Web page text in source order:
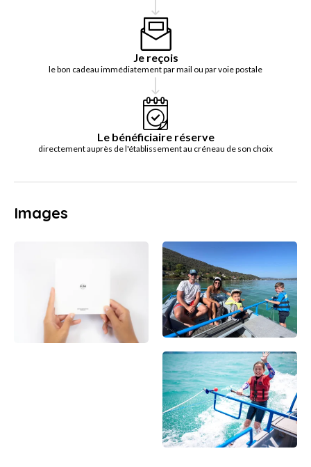
Je reçois
le bon cadeau immédiatement par mail ou par voie postale
Le bénéficiaire réserve
directement auprès de l'établissement au créneau de son choix
Images